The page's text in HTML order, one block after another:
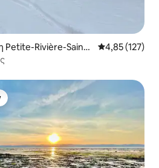
Petite-Rivière-Saint-
Μέση
4,85 (127)